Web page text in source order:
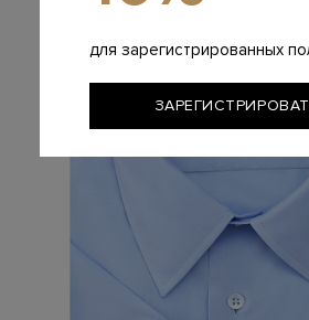
для зарегистрированных